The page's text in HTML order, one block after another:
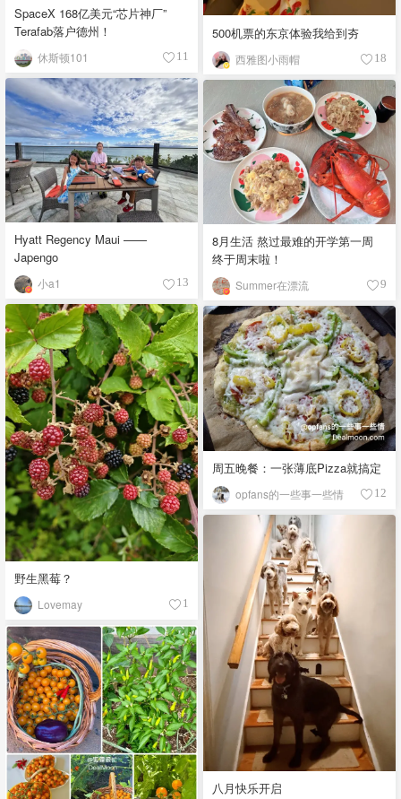
500机票的东京体验我给到夯
西雅图小雨帽 18
SpaceX 168亿美元“芯片神厂”
Terafab落户德州！
休斯顿101 11
Hyatt Regency Maui ——
Japengo
小a1 13
8月生活 熬过最难的开学第一周
终于周末啦！
Summer在漂流 9
野生黑莓？
Lovemay 1
周五晚餐：一张薄底Pizza就搞定
opfans的一些事一些情 12
八月快乐开启